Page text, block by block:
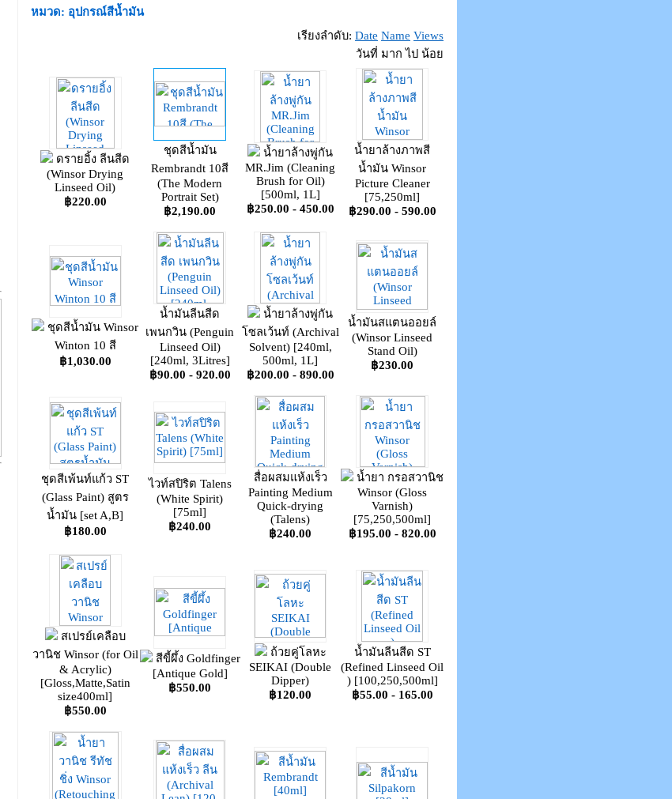
หมวด: อุปกรณ์สีน้ำมัน
เรียงลำดับ: Date Name Views
วันที่ มาก ไป น้อย
ดรายอิ้ง ลีนสีด
(Winsor Drying
Linseed Oil)
฿220.00
ชุดสีน้ำมัน
Rembrandt 10สี
(The Modern
Portrait Set)
฿2,190.00
น้ำยาล้างพู่กัน
MR.Jim (Cleaning
Brush for Oil)
[500ml, 1L]
฿250.00 - 450.00
น้ำยาล้างภาพสี
น้ำมัน Winsor
Picture Cleaner
[75,250ml]
฿290.00 - 590.00
ชุดสีน้ำมัน Winsor
Winton 10 สี
฿1,030.00
น้ำมันลีนสีด
เพนกวิน (Penguin
Linseed Oil)
[240ml, 3Litres]
฿90.00 - 920.00
น้ำยาล้างพู่กัน
โซลเว้นท์ (Archival
Solvent) [240ml,
500ml, 1L]
฿200.00 - 890.00
น้ำมันสแตนออยล์
(Winsor Linseed
Stand Oil)
฿230.00
ชุดสีเพ้นท์แก้ว ST
(Glass Paint) สูตร
น้ำมัน [set A,B]
฿180.00
ไวท์สปิริต Talens
(White Spirit)
[75ml]
฿240.00
สื่อผสมแห้งเร็ว
Painting Medium
Quick-drying
(Talens)
฿240.00
น้ำยา กรอสวานิช
Winsor (Gloss
Varnish)
[75,250,500ml]
฿195.00 - 820.00
สเปรย์เคลือบ
วานิช Winsor (for Oil
& Acrylic)
[Gloss,Matte,Satin
size400ml]
฿550.00
สีขี้ผึ้ง Goldfinger
[Antique Gold]
฿550.00
ถ้วยคู่โลหะ
SEIKAI (Double
Dipper)
฿120.00
น้ำมันลีนสีด ST
(Refined Linseed Oil
) [100,250,500ml]
฿55.00 - 165.00